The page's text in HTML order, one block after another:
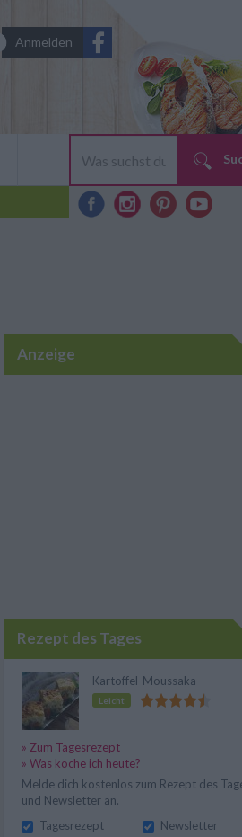
Anmelden
Anzeige
Rezept des Tages
Kartoffel-Moussaka
Leicht
» Zum Tagesrezept
» Was koche ich heute?
Melde dich kostenlos zum Rezept des
und Newsletter an.
Tagesrezept
Newsletter